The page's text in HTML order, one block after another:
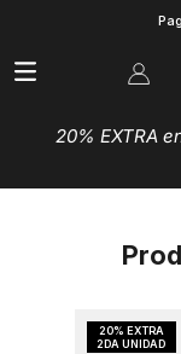
20% EXTRA